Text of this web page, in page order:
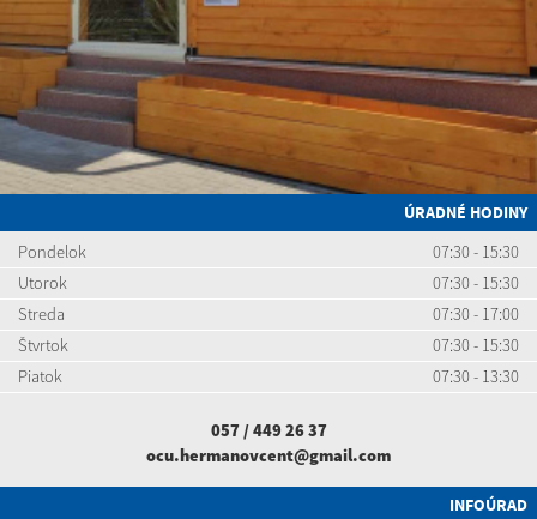
ÚRADNÉ HODINY
Pondelok
07:30 - 15:30
Utorok
07:30 - 15:30
Streda
07:30 - 17:00
Štvrtok
07:30 - 15:30
Piatok
07:30 - 13:30
057 / 449 26 37
ocu.hermanovcent@gmail.com
INFOÚRAD